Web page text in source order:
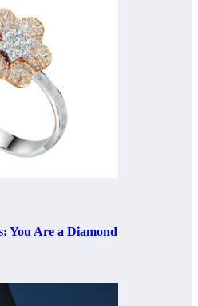
You Are a Diamond